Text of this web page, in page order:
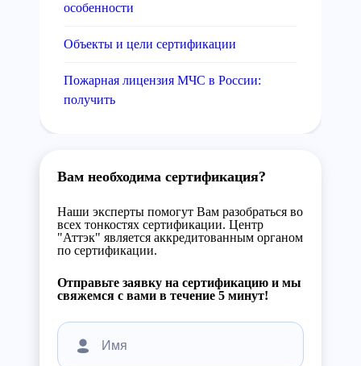
особенности
Объекты и цели сертификации
Пожарная лицензия МЧС в России:
получить
Вам необходима сертификация?
Наши эксперты помогут Вам разобраться во
всех тонкостях сертификации. Центр
"Аттэк" является аккредитованным органом
по сертификации.
Отправьте заявку на сертификацию и мы
свяжемся с вами в течение 5 минут!